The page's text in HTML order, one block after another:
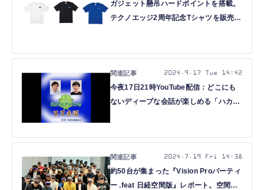
ガジェット懸吊ハードポイントを搭載。
テクノエッジ2周年記念Tシャツを販売し
今夜17日21時YouTube配信：どこにも
ないディープな会話が楽しめる「ハカセ
2024.9.17 Tue 14:42
約50台が集まった『Vision Proパーティ
ー .feat 日経空間版』レポート。空間コ
2024.7.19 Fri 14:38